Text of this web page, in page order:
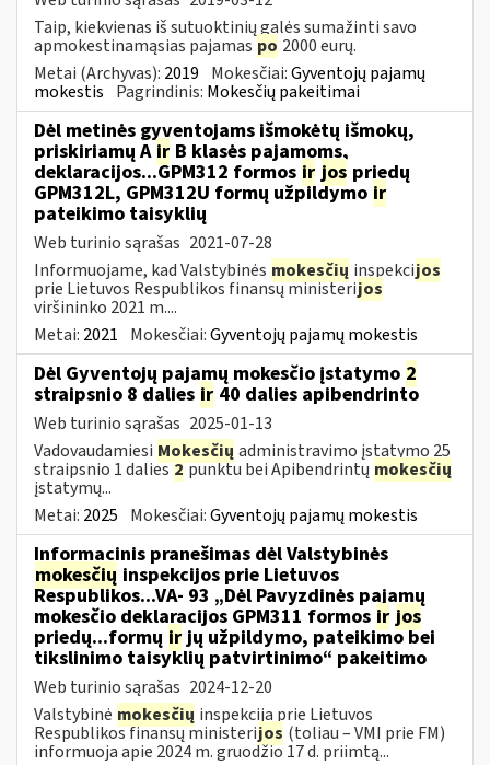
Taip, kiekvienas iš sutuoktinių galės sumažinti savo
apmokestinamąsias pajamas po 2000 eurų.
Metai (Archyvas): 2019 Mokesčiai:Gyventojų pajamų
mokestis Pagrindinis: Mokesčių pakeitimai
Dėl metinės gyventojams išmokėtų išmokų,
priskiriamų A ir B klasės pajamoms,
deklaracijos...GPM312 formos ir jos priedų
GPM312L, GPM312U formų užpildymo ir
pateikimo taisyklių
Web turinio sąrašas 2021-07-28
Informuojame, kad Valstybinės mokesčių inspekcijos
prie Lietuvos Respublikos finansų ministerijos
viršininko 2021 m....
Metai: 2021 Mokesčiai:Gyventojų pajamų mokestis
Dėl Gyventojų pajamų mokesčio įstatymo 2
straipsnio 8 dalies ir 40 dalies apibendrinto
Web turinio sąrašas 2025-01-13
Vadovaudamiesi Mokesčių administravimo įstatymo 25
straipsnio 1 dalies2punktu bei Apibendrintų mokesčių
įstatymų...
Metai: 2025 Mokesčiai:Gyventojų pajamų mokestis
Informacinis pranešimas dėl Valstybinės
mokesčių inspekcijos prie Lietuvos
Respublikos...VA- 93 „Dėl Pavyzdinės pajamų
mokesčio deklaracijos GPM311 formos ir jos
priedų...formų irjų užpildymo, pateikimo bei
tikslinimo taisyklių patvirtinimo“ pakeitimo
Web turinio sąrašas 2024-12-20
Valstybinė mokesčių inspekcija prie Lietuvos
Respublikos finansų ministerijos (toliau – VMI prie FM)
informuoja apie 2024 m. gruodžio 17 d. priimtą...